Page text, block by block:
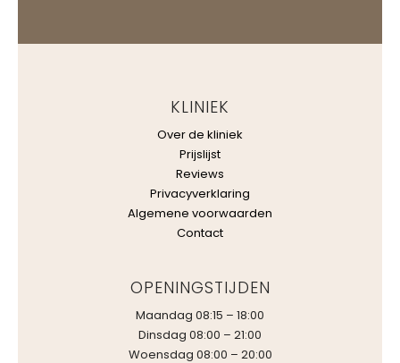
KLINIEK
Over de kliniek
Prijslijst
Reviews
Privacyverklaring
Algemene voorwaarden
Contact
OPENINGSTIJDEN
Maandag 08:15 – 18:00
Dinsdag 08:00 – 21:00
Woensdag 08:00 – 20:00